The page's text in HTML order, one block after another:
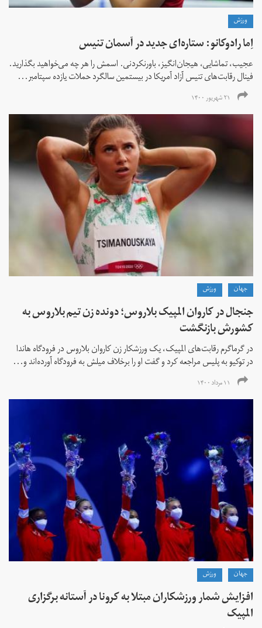
ورزش
اِما رادوکانو: ستاره‌ای جدید در آسمان تنیس
عجیب، تماشایی، هیجان‌انگیز، باورنکردنی. اسمش را هر چه می‌خواهید بگذارید.
فینال رقابت‌های تنیس آزاد آمریکا در بیستمین سالگرد حملات یازده سپتامبر...
۲۱ شهریور ۱۴۰۰
جهان ورزش
جنجال در کاروان المپیک بلاروس؛ دونده زن تیم بلاروس به
کشورش بازنگشت
در گرماگرم رقابت‌های المپیک، یک ورزشکار زن کاروان بلاروس در فرودگاه هاندا
در توکیو به پلیس مراجعه کرد و گفت او را برخلاف میلش به فرودگاه آورده‌اند و...
۱۱ مرداد ۱۴۰۰
جهان ورزش
افزایش شمار ورزشکاران مبتلا به کرونا در آستانه برگزاری
المپیک